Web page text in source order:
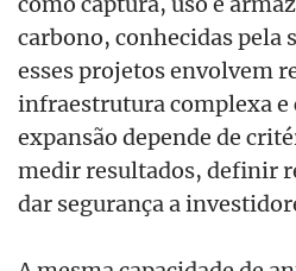
carbono, conhecidas pela
esses projetos envolvem
infraestrutura complexa
expansão depende de
medir resultados, definir
dar segurança a